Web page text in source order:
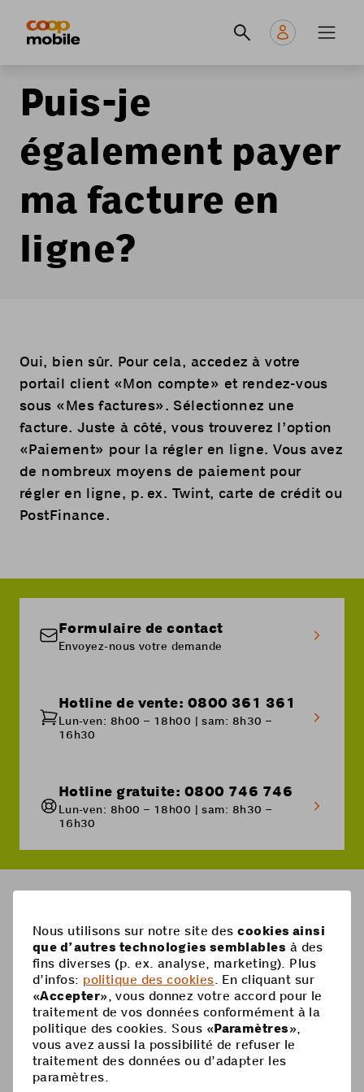
principale
Puis-je
également payer
ma facture en
ligne?
Oui, bien sûr. Pour cela, accedez à votre
portail client «Mon compte» et rendez-vous
sous «Mes factures». Sélectionnez une
facture. Juste à côté, vous trouverez l’option
«Paiement» pour la régler en ligne. Vous avez
de nombreux moyens de paiement pour
régler en ligne, p. ex. Twint, carte de crédit ou
PostFinance.
Formulaire de contact
Envoyez-nous votre demande
Hotline de vente: 0800 361 361
Lun-ven: 8h00 – 18h00 | sam: 8h30 –
16h30
Hotline gratuite: 0800 746 746
Lun-ven: 8h00 – 18h00 | sam: 8h30 –
16h30
Pied
de
page
Mobile
Abonnements mobiles
Carte Prepaid
Options
Aide
Supercard
Recharge Prepaid
Coop Mobile
Contact
Nous utilisons sur notre site descookies ainsi
que d’autres technologies semblables à des
fins diverses (p. ex. analyse, marketing). Plus
d’infos: politique des cookies . En cliquant sur
«Accepter», vous donnez votre accord pour le
traitement de vos données conformément à la
politique des cookies. Sous «Paramètres»,
vous avez aussi la possibilité de refuser le
traitement des données ou d’adapter les
paramètres.